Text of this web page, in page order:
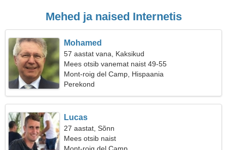
Mehed ja naised Internetis
Mohamed
57 aastat vana, Kaksikud
Mees otsib vanemat naist 49-55
Mont-roig del Camp, Hispaania
Perekond
Lucas
27 aastat, Sõnn
Mees otsib naist